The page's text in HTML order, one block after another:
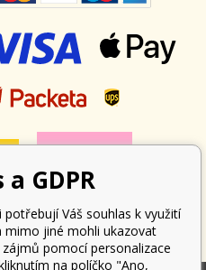
GDPR
Váš souhlas k využití
mimo jiné mohli ukazovat
pomocí personalizace
na políčko "Ano,